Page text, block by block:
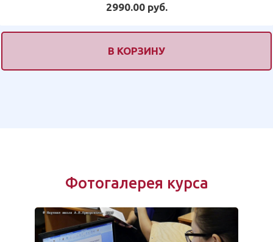
2990.00 руб.
В КОРЗИНУ
Фотогалерея курса